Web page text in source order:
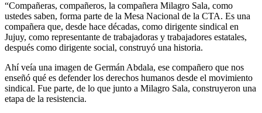
“Compañeras, compañeros, la compañera Milagro Sala, como
ustedes saben, forma parte de la Mesa Nacional de la CTA. Es una
compañera que, desde hace décadas, como dirigente sindical en
Jujuy, como representante de trabajadoras y trabajadores estatales,
después como dirigente social, construyó una historia.
Ahí veía una imagen de Germán Abdala, ese compañero que nos
enseñó qué es defender los derechos humanos desde el movimiento
sindical. Fue parte, de lo que junto a Milagro Sala, construyeron una
etapa de la resistencia.